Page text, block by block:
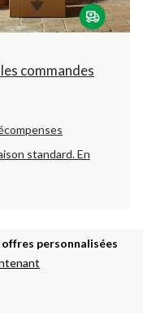
commandes
standard.En
personnalisées